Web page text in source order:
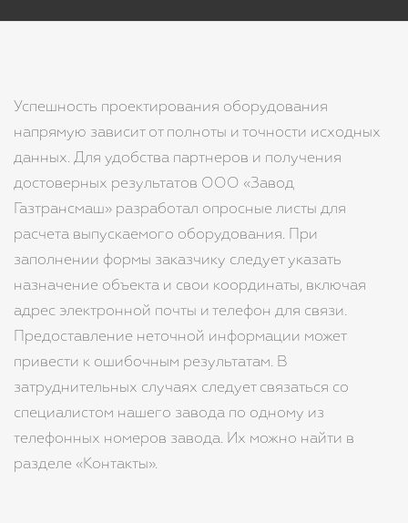
Успешность проектирования оборудования
напрямую зависит от полноты и точности исходных
данных. Для удобства партнеров и получения
достоверных результатов ООО «Завод
Газтрансмаш» разработал опросные листы для
расчета выпускаемого оборудования. При
заполнении формы заказчику следует указать
назначение объекта и свои координаты, включая
адрес электронной почты и телефон для связи.
Предоставление неточной информации может
привести к ошибочным результатам. В
затруднительных случаях следует связаться со
специалистом нашего завода по одному из
телефонных номеров завода. Их можно найти в
разделе «Контакты».